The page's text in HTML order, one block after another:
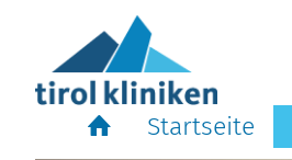
Startseite